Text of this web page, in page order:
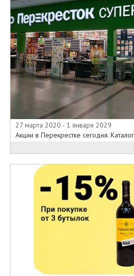
27 марта 2020 - 1 января 2029
Акции в Перекрестке сегодня.